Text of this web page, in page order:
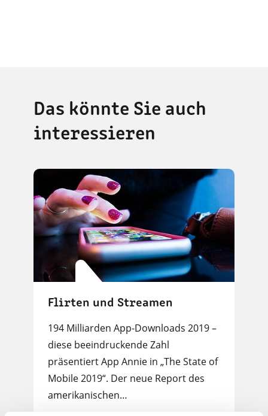
Das könnte Sie auch
interessieren
Flirten und Streamen
194 Milliarden App-Downloads 2019 –
diese beeindruckende Zahl
präsentiert App Annie in „The State of
Mobile 2019“. Der neue Report des
amerikanischen…